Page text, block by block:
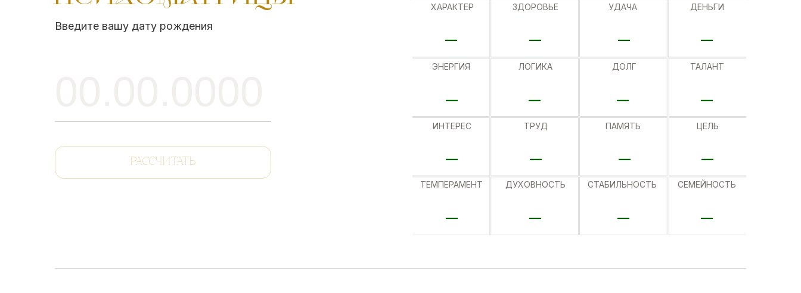
Введите вашу дату рождения
РАССЧИТАТЬ
ХАРАКТЕР ЗДОРОВЬЕ УДАЧА ДЕНЬГИ
ЭНЕРГИЯ ЛОГИКА ДОЛГ ТАЛАНТ
ИНТЕРЕС ЦЕЛЬ
ПАМЯТЬ
ТРУД
ТЕМПЕРАМЕНТ СЕМЕЙНОСТЬ
СТАБИЛЬНОСТЬ
ДУХОВНОСТЬ